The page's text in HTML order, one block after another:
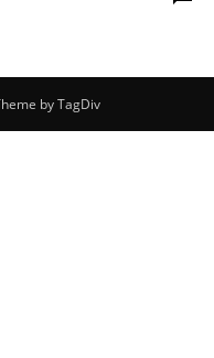
by TagDiv